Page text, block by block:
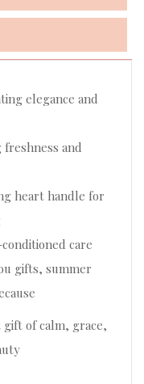
elegance and
freshness and
heart handle for
care
gifts, summer
of calm, grace,